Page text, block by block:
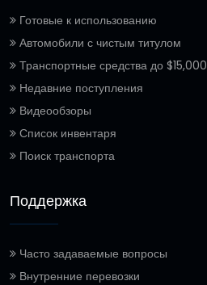
Готовые к использованию
Автомобили с чистым титулом
Транспортные средства до $15,000
Недавние поступления
Видеообзоры
Список инвентаря
Поиск транспорта
Поддержка
Часто задаваемые вопросы
Внутренние перевозки